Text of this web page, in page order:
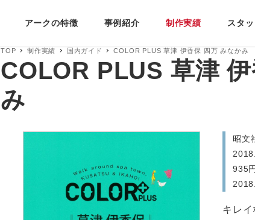
アークの特徴 事例紹介 制作実績 スタ
TOP 制作実績 国内ガイド COLOR PLUS 草津 伊香保 四万 みなかみ
COLOR PLUS 草津
み
昭文
935
キレ